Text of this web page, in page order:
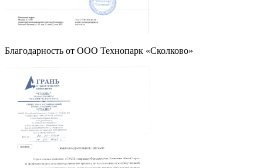
Благодарность от OOO Технопарк «Сколково»